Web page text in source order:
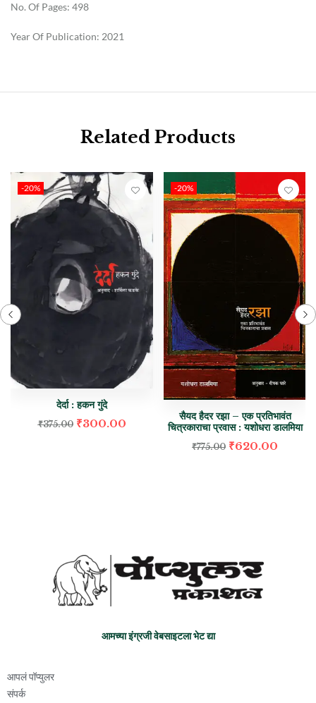
No. Of Pages: 498
Year Of Publication: 2021
Related Products
-20%
देर्दा : हकन गुंदे
₹375.00 ₹300.00
-20%
सैयद हैदर रझा – एक प्रतिभावंत
चित्रकाराचा प्रवास : यशोधरा डालमिया
₹775.00 ₹620.00
आमच्या इंग्रजी वेबसाइटला भेट द्या
आपलं पॉप्युलर
संपर्क